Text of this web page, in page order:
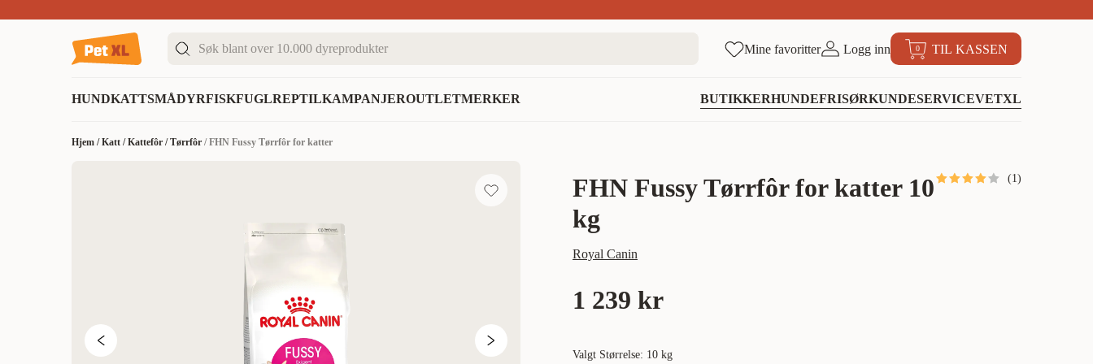
Mine favoritter Logg inn 0 TIL KASSEN
HUNDKATTSMÅDYRFISKFUGLREPTILKAMPANJEROUTLETMERKER BUTIKKERHUNDEFRISØRKUNDESERVICEVETXL
Hjem /Katt /Kattefôr /Tørrfôr /FHN Fussy Tørrfôr for katter
FHN Fussy Tørrfôr for katter 10
kg
Royal Canin
(1)
1 239 kr
Valgt Størrelse: 10 kg